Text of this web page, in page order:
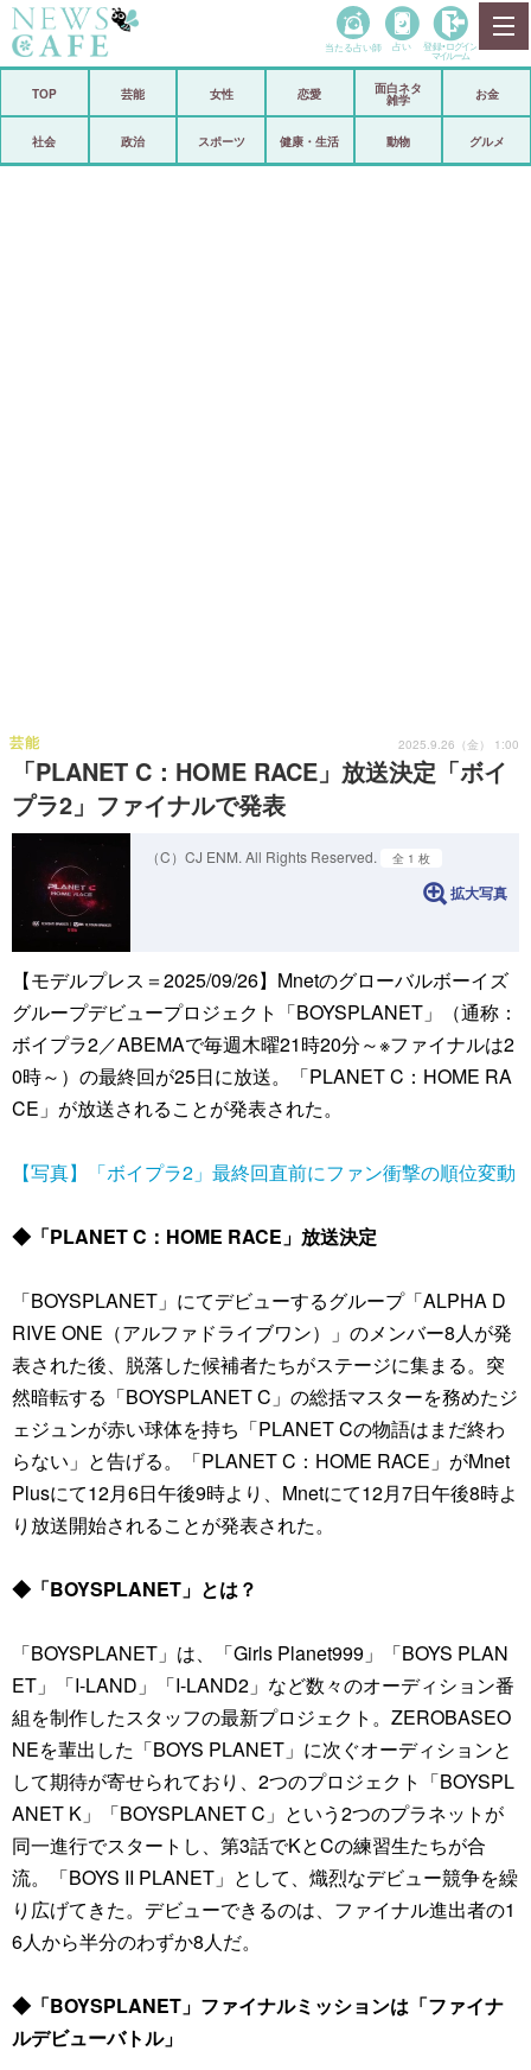
政治
当たる占い師 占い 登録• ログイン
マイルーム
TOP 芸能 女性 恋愛
面白ネタ
雑学
お金
社会 政治 スポーツ 健康・生活 動物 グルメ
「PLANET C：HOME RACE」放送決定「ボイ
プラ2」ファイナルで発表
芸能 2025.9.26（金） 1:00
（C）CJ ENM. All Rights Reserved. 全 1 枚
拡大写真
【モデルプレス＝2025/09/26】Mnetのグローバルボーイズ
グループデビュープロジェクト「BOYSPLANET」（通称：
ボイプラ2／ABEMAで毎週木曜21時20分～※ファイナルは2
0時～）の最終回が25日に放送。「PLANET C：HOME RA
CE」が放送されることが発表された。
【写真】「ボイプラ2」最終回直前にファン衝撃の順位変動
◆「PLANET C：HOME RACE」放送決定
「BOYSPLANET」にてデビューするグループ「ALPHA D
RIVE ONE（アルファドライブワン）」のメンバー8人が発
表された後、脱落した候補者たちがステージに集まる。突
然暗転する「BOYSPLANET C」の総括マスターを務めたジ
ェジュンが赤い球体を持ち「PLANET Cの物語はまだ終わ
らない」と告げる。「PLANET C：HOME RACE」がMnet
Plusにて12月6日午後9時より、Mnetにて12月7日午後8時よ
り放送開始されることが発表された。
◆「BOYSPLANET」とは？
「BOYSPLANET」は、「Girls Planet999」「BOYS PLAN
ET」「I-LAND」「I-LAND2」など数々のオーディション番
組を制作したスタッフの最新プロジェクト。ZEROBASEO
NEを輩出した「BOYS PLANET」に次ぐオーディションと
して期待が寄せられており、2つのプロジェクト「BOYSPL
ANET K」「BOYSPLANET C」という2つのプラネットが
同一進行でスタートし、第3話でKとCの練習生たちが合
流。「BOYS II PLANET」として、熾烈なデビュー競争を繰
り広げてきた。デビューできるのは、ファイナル進出者の1
6人から半分のわずか8人だ。
◆「BOYSPLANET」ファイナルミッションは「ファイナ
ルデビューバトル」